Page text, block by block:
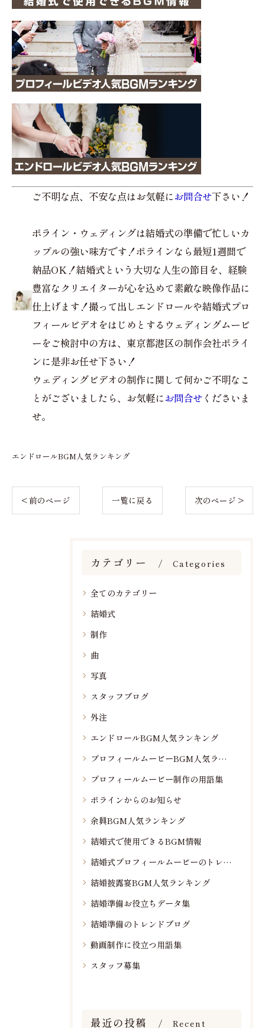
ご不明な点、不安な点はお気軽にお問合せ下さい！
ポライン・ウェディングは結婚式の準備で忙しいカ
ップルの強い味方です！ポラインなら最短1週間で
納品OK！結婚式という大切な人生の節目を、経験
豊富なクリエイターが心を込めて素敵な映像作品に
仕上げます！撮って出しエンドロールや結婚式プロ
フィールビデオをはじめとするウェディングムービ
ーをご検討中の方は、東京都港区の制作会社ポライ
ンに是非お任せ下さい！
ウェディングビデオの制作に関して何かご不明なこ
とがございましたら、お気軽にお問合せ くださいま
せ。
エンドロールBGM人気ランキング
< 前のページ 一覧に戻る 次のページ >
カテゴリー Categories
全てのカテゴリー
結婚式
制作
曲
写真
スタッフブログ
外注
エンドロールBGM人気ランキング
プロフィールムービーBGM人気ランキング
プロフィールムービー制作の用語集
ポラインからのお知らせ
余興BGM人気ランキング
結婚式で使用できるBGM情報
結婚式プロフィールムービーのトレンド情報
結婚披露宴BGM人気ランキング
結婚準備お役立ちデータ集
結婚準備のトレンドブログ
動画制作に役立つ用語集
スタッフ募集
最近の投稿 Recent